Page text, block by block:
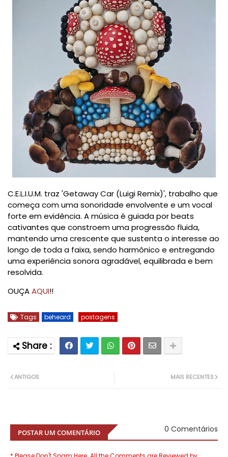
C.E.L.I.U.M. traz 'Getaway Car (Luigi Remix)', trabalho que
começa com uma sonoridade envolvente e um vocal
forte em evidência. A música é guiada por beats
cativantes que constroem uma progressão fluida,
mantendo uma crescente que sustenta o interesse ao
longo de toda a faixa, sendo harmônico e entregando
uma experiência sonora agradável, equilibrada e bem
resolvida.
OUÇAAQUI!!
Tags beheard postagens
MAIS RECENTES
ANTIGOS
POSTAR UM COMENTÁRIO 0 Comentários